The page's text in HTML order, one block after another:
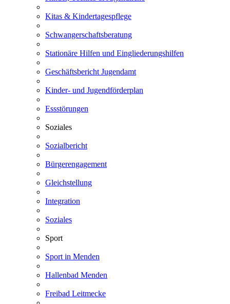
Kitas & Kindertagespflege
Schwangerschaftsberatung
Stationäre Hilfen und Eingliederungshilfen
Geschäftsbericht Jugendamt
Kinder- und Jugendförderplan
Essstörungen
Soziales
Sozialbericht
Bürgerengagement
Gleichstellung
Integration
Soziales
Sport
Sport in Menden
Hallenbad Menden
Freibad Leitmecke